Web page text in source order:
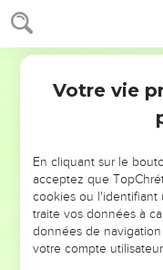
NE
ET SI LEURS
Votre vie
En cliquant sur le
acceptez que
cookies ou l'identifiant
traite vos données à
données de
votre compte